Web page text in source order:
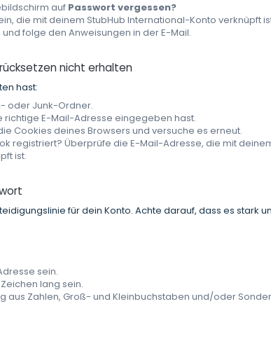
auf Passwort vergessen?
die mit deinem StubHub International-Konto verknüpft
folge den Anweisungen in der E-Mail.
nicht erhalten
hast:
oder Junk-Ordner.
richtige E-Mail-Adresse eingegeben hast.
Cookies deines Browsers und versuche es erneut.
registriert? Überprüfe die E-Mail-Adresse, die mit
ist.
für dein Konto. Achte darauf, dass es stark
sein.
lang sein.
aus Zahlen, Groß- und Kleinbuchstaben und/oder